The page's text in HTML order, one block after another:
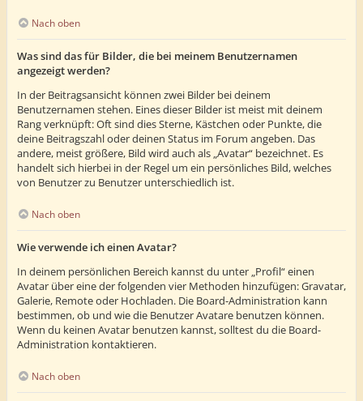
Nach oben
Was sind das für Bilder, die bei meinem Benutzernamen
angezeigt werden?
In der Beitragsansicht können zwei Bilder bei deinem
Benutzernamen stehen. Eines dieser Bilder ist meist mit deinem
Rang verknüpft: Oft sind dies Sterne, Kästchen oder Punkte, die
deine Beitragszahl oder deinen Status im Forum angeben. Das
andere, meist größere, Bild wird auch als „Avatar“ bezeichnet. Es
handelt sich hierbei in der Regel um ein persönliches Bild, welches
von Benutzer zu Benutzer unterschiedlich ist.
Nach oben
Wie verwende ich einen Avatar?
In deinem persönlichen Bereich kannst du unter „Profil“ einen
Avatar über eine der folgenden vier Methoden hinzufügen: Gravatar,
Galerie, Remote oder Hochladen. Die Board-Administration kann
bestimmen, ob und wie die Benutzer Avatare benutzen können.
Wenn du keinen Avatar benutzen kannst, solltest du die Board-
Administration kontaktieren.
Nach oben